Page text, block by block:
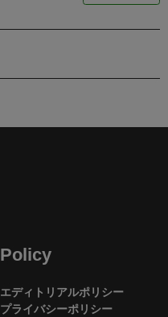
Policy
エディトリアルポリシー
プライバシーポリシー